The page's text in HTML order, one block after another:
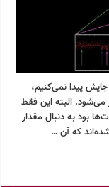
پیدا نمی‌کنیم،
البته این فقط
بود به دنبال مقدار
که آن …